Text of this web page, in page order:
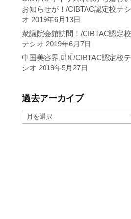
お知らせが！/CIBTAC認定校テシ
オ 2019年6月13日
衆議院会館訪問！/CIBTAC認定校
テシオ 2019年6月7日
中国美容界🇨🇳/CIBTAC認定校テ
シオ 2019年5月27日
過去アーカイブ
過
去